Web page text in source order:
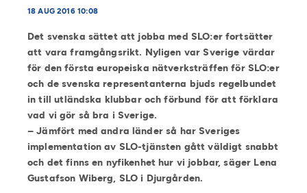
18 AUG 2016 10:08
Det svenska sättet att jobba med SLO:er fortsätter
att vara framgångsrikt. Nyligen var Sverige värdar
för den första europeiska nätverksträffen för SLO:er
och de svenska representanterna bjuds regelbundet
in till utländska klubbar och förbund för att förklara
vad vi gör så bra i Sverige.
– Jämfört med andra länder så har Sveriges
implementation av SLO-tjänsten gått väldigt snabbt
och det finns en nyfikenhet hur vi jobbar, säger Lena
Gustafson Wiberg, SLO i Djurgården.